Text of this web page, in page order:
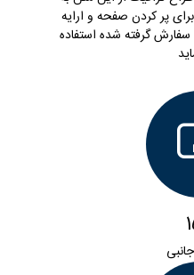
پر کردن صفحه و ارایه
گرفته شده استفاده